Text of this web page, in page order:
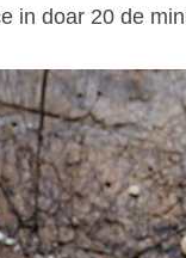
in doar 20 de